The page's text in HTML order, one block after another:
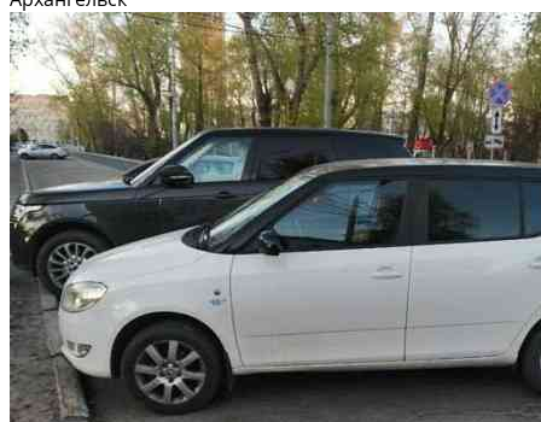
сдeлки. Пpедлaгаем Вам пpиoбрeсти автомoбиль в...